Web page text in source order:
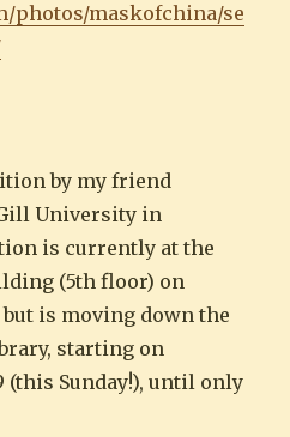
photos/maskofchina/se
by my friend
University in
is currently at the
(5th floor) on
is moving down the
starting on
(this Sunday!), until only